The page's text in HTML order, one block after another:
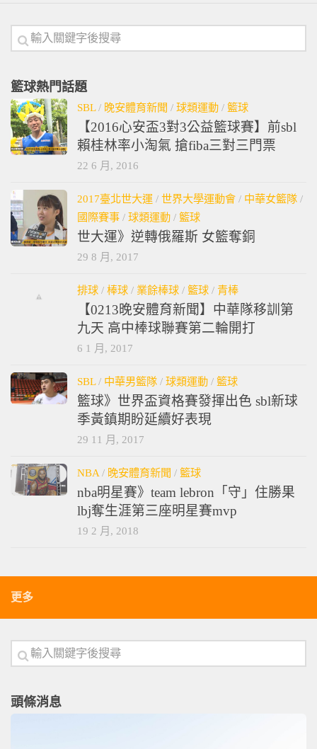
籃球熱門話題
SBL/ 晚安體育新聞 / 球類運動 / 籃球
【2016心安盃3對3公益籃球賽】前sbl
賴桂林率小淘氣 搶fiba三對三門票
22 6 月, 2016
2017臺北世大運 / 世界大學運動會 / 中華女籃隊 /
國際賽事 / 球類運動 / 籃球
世大運》逆轉俄羅斯 女籃奪銅
29 8 月, 2017
排球 / 棒球 / 業餘棒球 / 籃球 / 青棒
【0213晚安體育新聞】中華隊移訓第
九天 高中棒球聯賽第二輪開打
6 1 月, 2017
SBL/ 中華男籃隊 / 球類運動 / 籃球
籃球》世界盃資格賽發揮出色 sbl新球
季黃鎮期盼延續好表現
29 11 月, 2017
NBA/ 晚安體育新聞 / 籃球
nba明星賽》team lebron「守」住勝果
lbj奪生涯第三座明星賽mvp
19 2 月, 2018
更多
頭條消息